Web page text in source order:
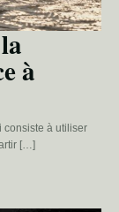
à
consiste à utiliser
[…]